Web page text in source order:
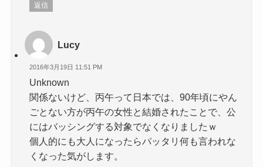
返信
Lucy
2016年3月19日 11:51 PM
Unknown
関係ないけど、丙午って日本では、90年頃にやん
ごとない方が丙午の女性と結婚されたことで、公
にはバッシングする対象でなくなりましたｗ
個人的にも大人になったらパッタリ何も言われな
くなった気がします。